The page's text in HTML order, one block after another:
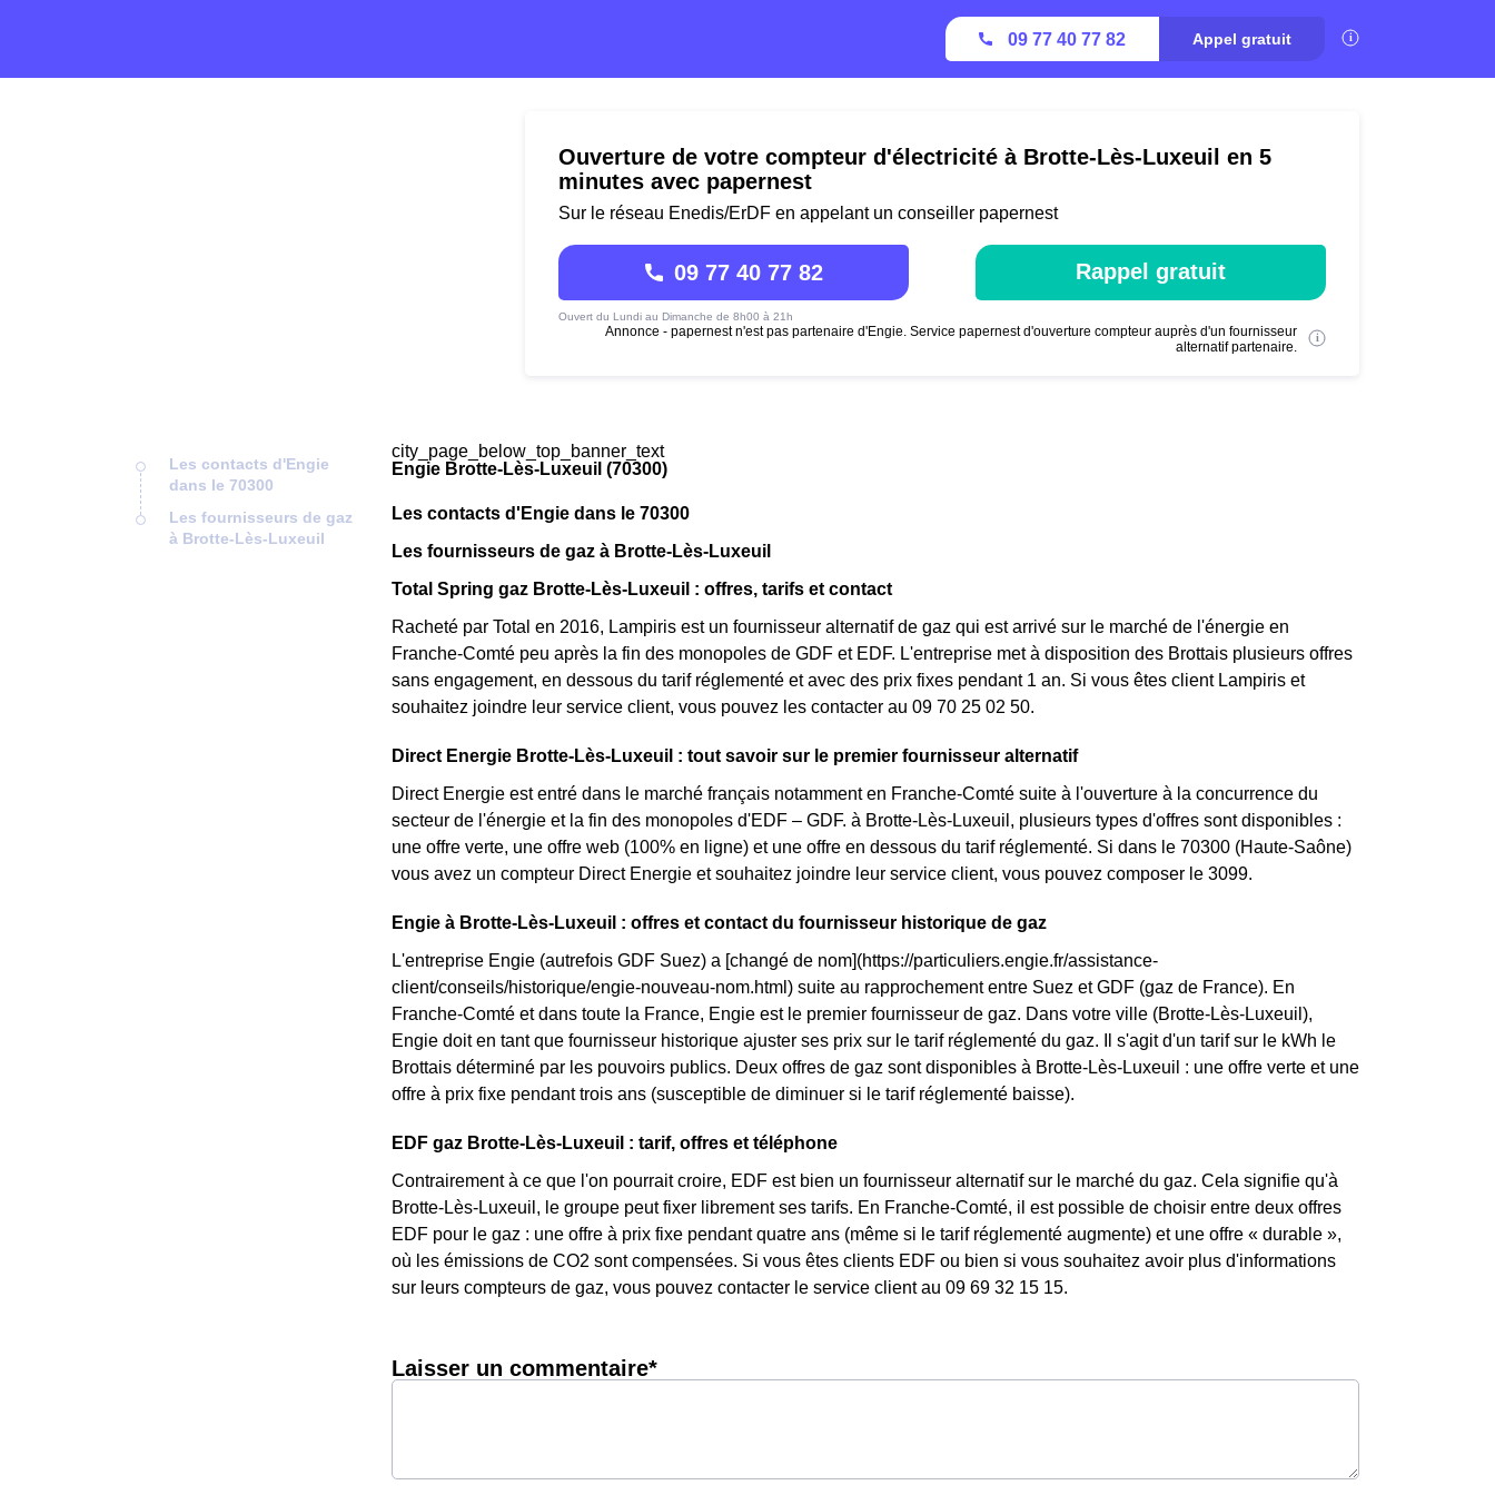
09 77 40 77 82 Appel gratuit
Ouverture de votre compteur d'électricité à Brotte-Lès-Luxeuil en 5
minutes avec papernest
Sur le réseau Enedis/ErDF en appelant un conseiller papernest
09 77 40 77 82
Ouvert du Lundi au Dimanche de 8h00 à 21h
Rappel gratuit
Annonce - papernest n'est pas partenaire d'Engie. Service papernest d'ouverture compteur auprès d'un fournisseur
alternatif partenaire.
Les contacts d'Engie
dans le 70300
Les fournisseurs de gaz
à Brotte-Lès-Luxeuil
city_page_below_top_banner_text
Engie Brotte-Lès-Luxeuil (70300)
Les contacts d'Engie dans le 70300
Les fournisseurs de gaz à Brotte-Lès-Luxeuil
Total Spring gaz Brotte-Lès-Luxeuil : offres, tarifs et contact
Racheté par Total en 2016, Lampiris est un fournisseur alternatif de gaz qui est arrivé sur le marché de l'énergie en
Franche-Comté peu après la fin des monopoles de GDF et EDF. L'entreprise met à disposition des Brottais plusieurs offres
sans engagement, en dessous du tarif réglementé et avec des prix fixes pendant 1 an. Si vous êtes client Lampiris et
souhaitez joindre leur service client, vous pouvez les contacter au 09 70 25 02 50.
Direct Energie Brotte-Lès-Luxeuil : tout savoir sur le premier fournisseur alternatif
Direct Energie est entré dans le marché français notamment en Franche-Comté suite à l'ouverture à la concurrence du
secteur de l'énergie et la fin des monopoles d'EDF – GDF. à Brotte-Lès-Luxeuil, plusieurs types d'offres sont disponibles :
une offre verte, une offre web (100% en ligne) et une offre en dessous du tarif réglementé. Si dans le 70300 (Haute-Saône)
vous avez un compteur Direct Energie et souhaitez joindre leur service client, vous pouvez composer le 3099.
Engie à Brotte-Lès-Luxeuil : offres et contact du fournisseur historique de gaz
L'entreprise Engie (autrefois GDF Suez) a [changé de nom](https://particuliers.engie.fr/assistance-
client/conseils/historique/engie-nouveau-nom.html) suite au rapprochement entre Suez et GDF (gaz de France). En
Franche-Comté et dans toute la France, Engie est le premier fournisseur de gaz. Dans votre ville (Brotte-Lès-Luxeuil),
Engie doit en tant que fournisseur historique ajuster ses prix sur le tarif réglementé du gaz. Il s'agit d'un tarif sur le kWh le
Brottais déterminé par les pouvoirs publics. Deux offres de gaz sont disponibles à Brotte-Lès-Luxeuil : une offre verte et une
offre à prix fixe pendant trois ans (susceptible de diminuer si le tarif réglementé baisse).
EDF gaz Brotte-Lès-Luxeuil : tarif, offres et téléphone
Contrairement à ce que l'on pourrait croire, EDF est bien un fournisseur alternatif sur le marché du gaz. Cela signifie qu'à
Brotte-Lès-Luxeuil, le groupe peut fixer librement ses tarifs. En Franche-Comté, il est possible de choisir entre deux offres
EDF pour le gaz : une offre à prix fixe pendant quatre ans (même si le tarif réglementé augmente) et une offre « durable »,
où les émissions de CO2 sont compensées. Si vous êtes clients EDF ou bien si vous souhaitez avoir plus d'informations
sur leurs compteurs de gaz, vous pouvez contacter le service client au 09 69 32 15 15.
Laisser un commentaire*